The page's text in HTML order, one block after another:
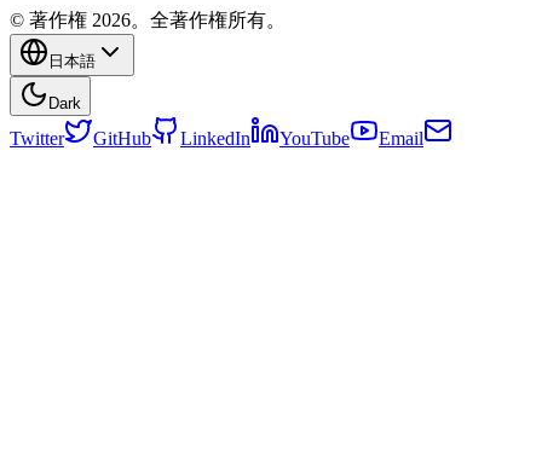
© 著作権 2026。全著作権所有。
日本語
Dark
Twitter GitHub LinkedIn YouTube Email